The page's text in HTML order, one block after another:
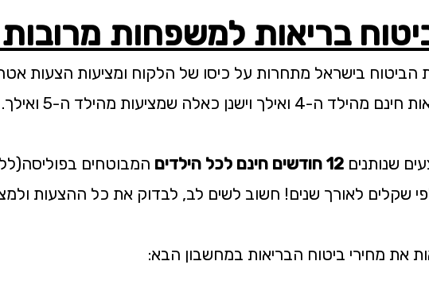
בריאות למשפחות מרובות
הביטוח בישראל מתחרות על כיסו של הלקוח ומציעות הצעות
כאלה שמציעות מהילד ה-5 ואילך.
שנותנים 12 חודשים חינם לכל הילדים
המבוטחים
שקלים לאורך שנים! חשוב לשים לב, לבדוק את כל ההצעות
את מחירי ביטוח הבריאות במחשבון הבא: